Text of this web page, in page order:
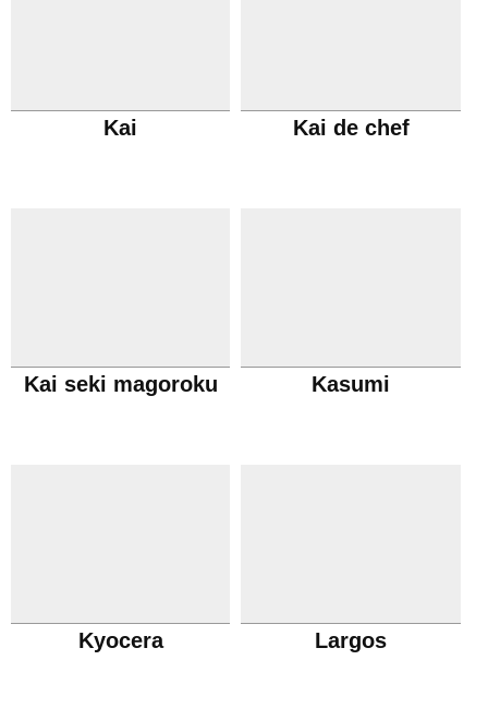
Kai Kai de chef
Kai seki magoroku Kasumi
Kyocera Largos